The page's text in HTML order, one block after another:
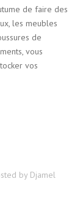
de faire des
les meubles
de
vous
vos
by Djamel